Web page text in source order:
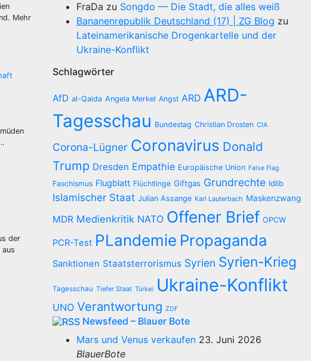
Mehr
der
FraDa zu Songdo — Die Stadt, die alles weiß
Bananenrepublik Deutschland (17) | ZG Blog zu
Lateinamerikanische Drogenkartelle und der
Ukraine-Konflikt
Schlagwörter
AfD al-Qaida Angela Merkel Angst ARD ARD-
Tagesschau Bundestag Christian Drosten CIA
Corona-Lügner Coronavirus Donald
Trump Dresden Empathie Europäische Union False Flag
Faschismus Flugblatt Flüchtlinge Giftgas Grundrechte Idlib
Islamischer Staat Julian Assange Karl Lauterbach Maskenzwang
MDR Medienkritik NATO Offener Brief OPCW
PCR-Test PLandemie Propaganda
Sanktionen Staatsterrorismus Syrien Syrien-Krieg
Tagesschau Tiefer Staat Türkei Ukraine-Konflikt
UNO Verantwortung ZDF
Newsfeed – Blauer Bote
Mars und Venus verkaufen 23. Juni 2026
BlauerBote